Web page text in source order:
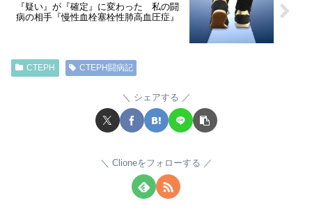
『疑い』が『確定』に変わった 私の闘
病の相手『慢性血栓塞栓性肺高血圧症』
CTEPH CTEPH闘病記
シェアする
Clioneをフォローする